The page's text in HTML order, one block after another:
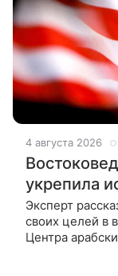
4 августа 2026
укрепила
Эксперт
своих целей в
Центра